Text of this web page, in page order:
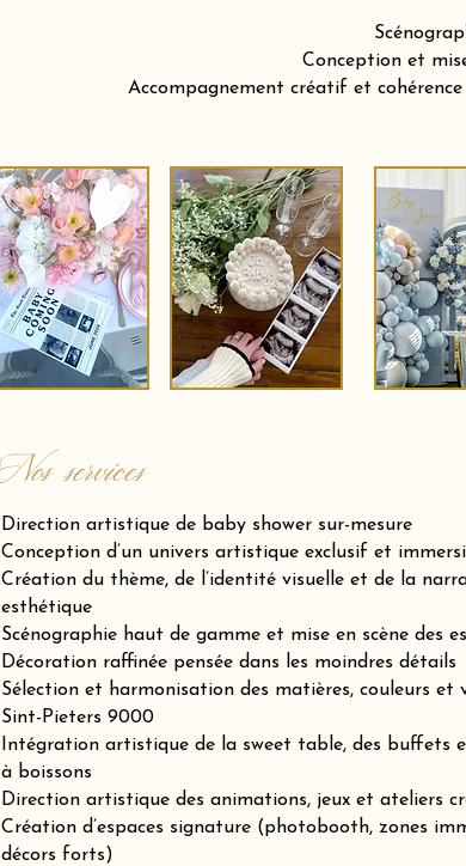
Conception et
Accompagnement créatif et
Nos services
Direction artistique de baby shower sur-mesure
Conception d’un univers artistique exclusif et
Création du thème, de l’identité visuelle et de la
esthétique
Scénographie haut de gamme et mise en scène des
Décoration raffinée pensée dans les moindres détails
Sélection et harmonisation des matières, couleurs et
Sint-Pieters 9000
Intégration artistique de la sweet table, des buffets
à boissons
Direction artistique des animations, jeux et ateliers
Création d’espaces signature (photobooth, zones
décors forts)